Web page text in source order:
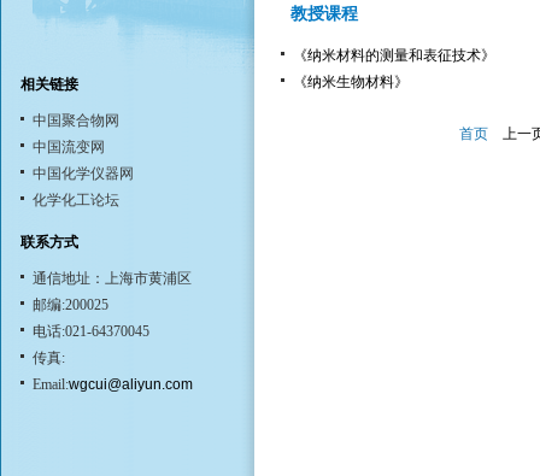
相关链接
中国聚合物网
中国流变网
中国化学仪器网
化学化工论坛
联系方式
通信地址：上海市黄浦区
邮编:200025
电话:021-64370045
传真:
Email:wgcui@aliyun.com
教授课程
《纳米材料的测量和表征技术》
《纳米生物材料》
首页 上一